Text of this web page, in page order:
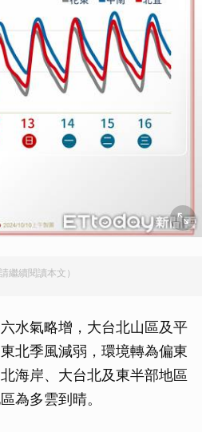
繼續閱讀本文）
水氣略增，大台北山區及平
北季風減弱，環境轉為偏東
海岸、大台北及東半部地區
為多雲到晴。